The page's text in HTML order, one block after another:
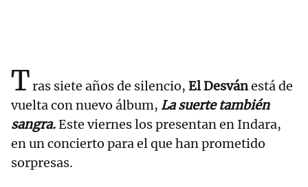
Tras siete años de silencio, El Desvánestá de
vuelta con nuevo álbum, La suerte también
sangra.Este viernes los presentan en Indara,
en un concierto para el que han prometido
sorpresas.